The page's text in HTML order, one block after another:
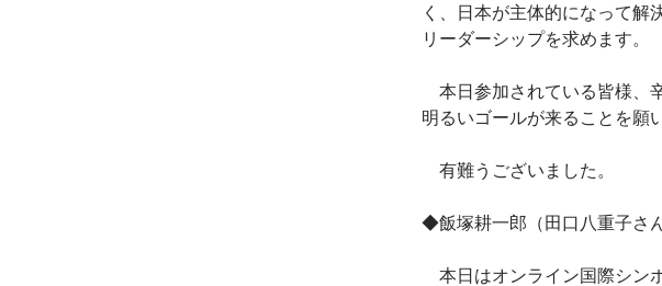
く、日本が主体的になって解
リーダーシップを求めます。
本日参加されている皆様、
明るいゴールが来ることを願
有難うございました。
◆飯塚耕一郎（田口八重子さ
本日はオンライン国際シン